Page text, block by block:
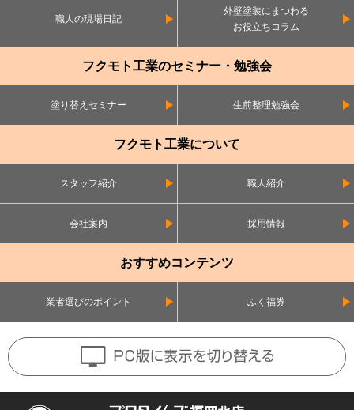
職人の現場日記
外壁塗装にまつわる
お役立ちコラム
フクモト工業のセミナー・勉強会
塗り替えセミナー 生前整理勉強会
フクモト工業について
スタッフ紹介 職人紹介
会社案内 採用情報
おすすめコンテンツ
業者選びのポイント ふく福券